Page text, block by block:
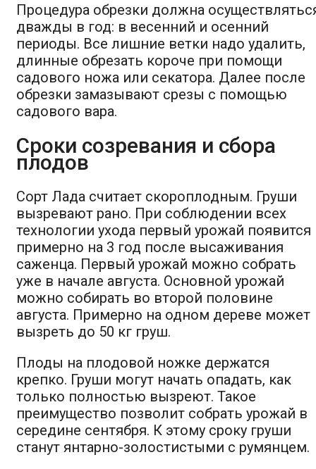
Процедура обрезки должна
дважды в год: в весенний и осенний
периоды. Все лишние ветки надо удалить,
длинные обрезать короче при помощи
садового ножа или секатора. Далее после
обрезки замазывают срезы с помощью
садового вара.
Сроки созревания и сбора
плодов
Сорт Лада считает скороплодным. Груши
вызревают рано. При соблюдении всех
технологии ухода первый урожай появится
примерно на 3 год после высаживания
саженца. Первый урожай можно собрать
уже в начале августа. Основной урожай
можно собирать во второй половине
августа. Примерно на одном дереве может
вызреть до 50 кг груш.
Плоды на плодовой ножке держатся
крепко. Груши могут начать опадать, как
только полностью вызреют. Такое
преимущество позволит собрать урожай в
середине сентября. К этому сроку груши
станут янтарно-золостистыми с румянцем.